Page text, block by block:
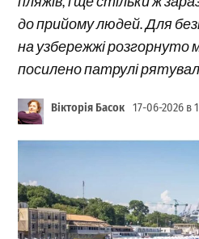
до прийому людей. Для
на узбережжі
посилено патрулі
Вікторія Басок 17-06-2026 в